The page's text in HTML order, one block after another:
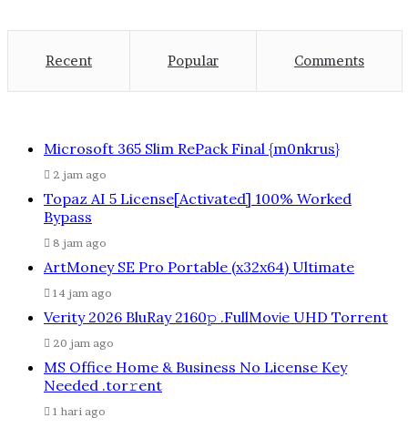
Recent Popular Comments
Microsoft 365 Slim RePack Final {m0nkrus}
2 jam ago
Topaz AI 5 License[Activated] 100% Worked
Bypass
8 jam ago
ArtMoney SE Pro Portable (x32x64) Ultimate
14 jam ago
Verity 2026 BluRay 2160𝚙 .FullMov𝗂e UHD Torrent
20 jam ago
MS Office Home & Business No License Key
Needed .tоr𝚛еnt
1 hari ago